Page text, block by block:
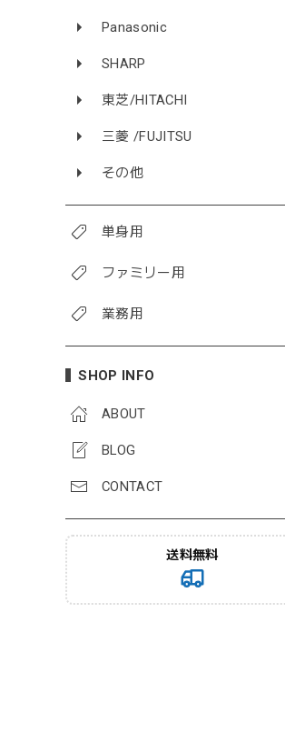
Panasonic
SHARP
東芝/HITACHI
三菱 /FUJITSU
その他
単身用
ファミリー用
業務用
SHOP INFO
ABOUT
BLOG
CONTACT
送料無料